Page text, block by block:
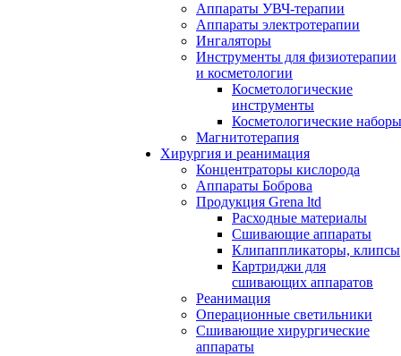
Аппараты УВЧ-терапии
Аппараты электротерапии
Ингаляторы
Инструменты для физиотерапии
и косметологии
Косметологические
инструменты
Косметологические наборы
Магнитотерапия
Хирургия и реанимация
Концентраторы кислорода
Аппараты Боброва
Продукция Grena ltd
Расходные материалы
Сшивающие аппараты
Клипаппликаторы, клипсы
Картриджи для
сшивающих аппаратов
Реанимация
Операционные светильники
Сшивающие хирургические
аппараты